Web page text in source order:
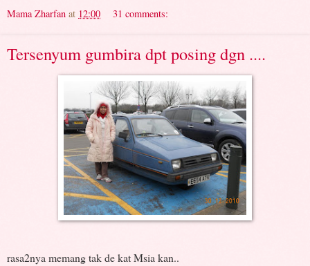
Mama Zharfan at 12:00 31 comments:
Tersenyum gumbira dpt posing dgn ....
rasa2nya memang tak de kat Msia kan..